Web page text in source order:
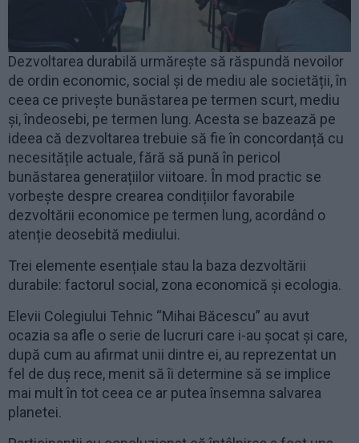
Dezvoltarea durabilă urmărește să răspundă nevoilor
de ordin economic, social și de mediu ale societății, în
ceea ce privește bunăstarea pe termen scurt, mediu
și, îndeosebi, pe termen lung. Acesta se bazează pe
ideea că dezvoltarea trebuie să fie în concordanță cu
necesitățile actuale, fără să pună în pericol
bunăstarea generațiilor viitoare. În mod practic se
vorbește despre crearea condițiilor favorabile
dezvoltării economice pe termen lung, acordând o
atenție deosebită mediului.
Trei elemente esențiale stau la baza dezvoltării
durabile: factorul social, zona economică și ecologia.
Elevii Colegiului Tehnic “Mihai Băcescu” au avut
ocazia sa afle o serie de lucruri care i-au șocat și care,
după cum au afirmat unii dintre ei, au reprezentat un
fel de duș rece, menit să îi determine să se implice
mai mult în tot ceea ce ar putea însemna salvarea
planetei.